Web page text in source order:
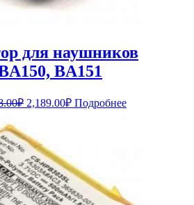
для наушников
BA151
₽ Первоначальная
2,388.00₽.
2,189.00₽Текущая
цена:
Подробнее